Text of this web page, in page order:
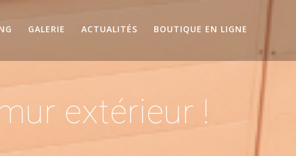
GALERIE ACTUALITÉS BOUTIQUE EN LIGNE
extérieur !